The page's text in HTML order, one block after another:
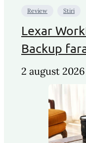
Review Stiri
Lexar
Backup
2 august 2026